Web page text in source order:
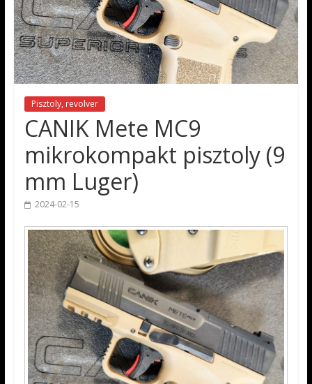
Pisztoly, revolver
CANIK Mete MC9
mikrokompakt pisztoly (9
mm Luger)
2024-02-15